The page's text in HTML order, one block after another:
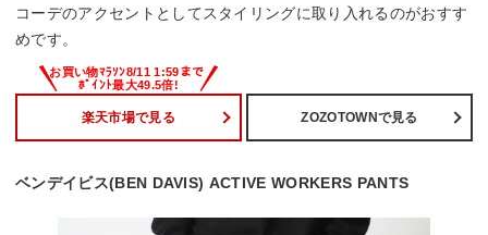
コーデのアクセントとしてスタイリングに取り入れるのがおすす
めです。
楽天市場で見る ZOZOTOWNで見る
ベンデイビス(BEN DAVIS) ACTIVE WORKERS PANTS